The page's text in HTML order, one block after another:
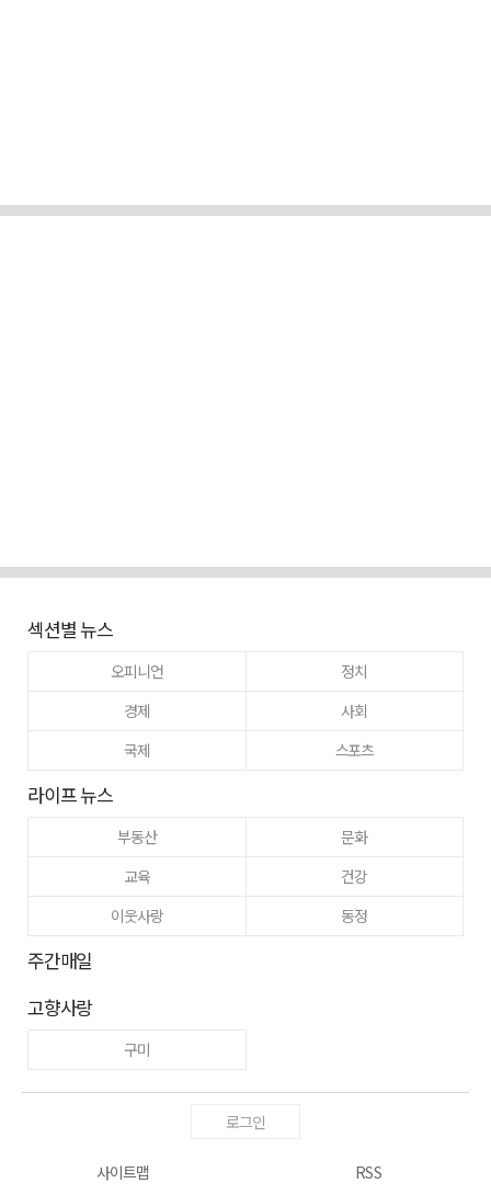
섹션별 뉴스
오피니언
정치
경제
사회
국제
스포츠
라이프 뉴스
부동산
문화
교육
건강
이웃사랑
동정
주간매일
고향사랑
구미
로그인
사이트맵 RSS